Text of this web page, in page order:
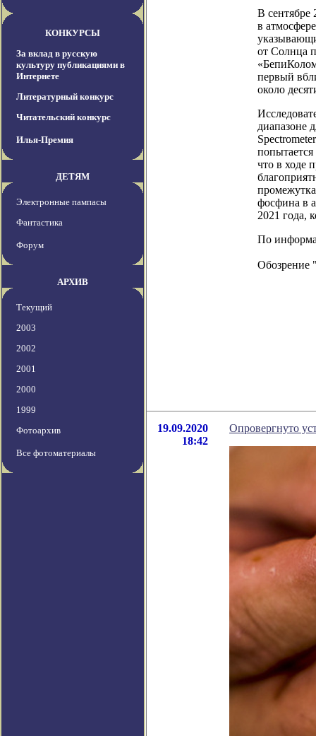
КОНКУРСЫ
За вклад в русскую
культуру публикациями в
Интернете
Литературный конкурс
Читательский конкурс
Илья-Премия
ДЕТЯМ
Электронные пампасы
Фантастика
Форум
АРХИВ
Текущий
2003
2002
2001
2000
1999
Фотоархив
Все фотоматериалы
В сентябре
в
от Солнца
первый
около
диапазоне
что в ходе
фосфина в
2021 года,
По
Обозрение
19.09.2020
18:42
Опровергнуто